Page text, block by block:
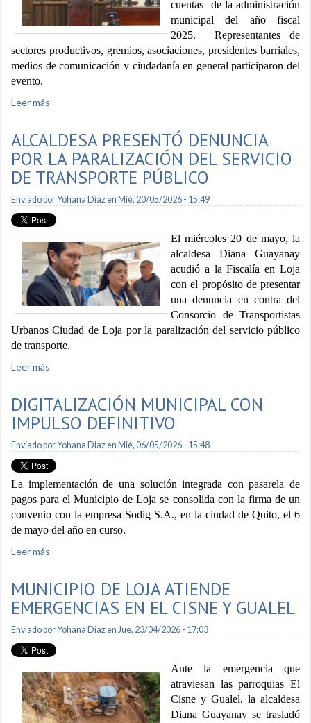
cuentas de la administración
municipal del año fiscal
2025. Representantes de
sectores productivos, gremios, asociaciones, presidentes barriales,
medios de comunicación y ciudadanía en general participaron del
evento.
Leer más
ALCALDESA PRESENTÓ DENUNCIA
POR LA PARALIZACIÓN DEL SERVICIO
DE TRANSPORTE PÚBLICO
Enviado porYohana Diazen Mié, 20/05/2026 - 15:49
El miércoles 20 de mayo, la
alcaldesa Diana Guayanay
acudió a la Fiscalía en Loja
con el propósito de presentar
una denuncia en contra del
Consorcio de Transportistas
Urbanos Ciudad de Loja por la paralización del servicio público
de transporte.
Leer más
DIGITALIZACIÓN MUNICIPAL CON
IMPULSO DEFINITIVO
Enviado porYohana Diazen Mié, 06/05/2026 - 15:48
La implementación de una solución integrada con pasarela de
pagos para el Municipio de Loja se consolida con la firma de un
convenio con la empresa Sodig S.A., en la ciudad de Quito, el 6
de mayo del año en curso.
Leer más
MUNICIPIO DE LOJA ATIENDE
EMERGENCIAS EN EL CISNE Y GUALEL
Enviado porYohana Diazen Jue, 23/04/2026 - 17:03
Ante la emergencia que
atraviesan las parroquias El
Cisne y Gualel, la alcaldesa
Diana Guayanay se trasladó